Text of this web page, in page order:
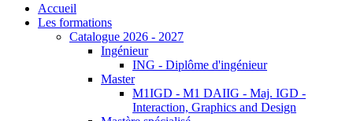
Accueil
Les formations
Catalogue 2026 - 2027
Ingénieur
ING - Diplôme d'ingénieur
Master
M1IGD - M1 DAIIG - Maj. IGD -
Interaction, Graphics and Design